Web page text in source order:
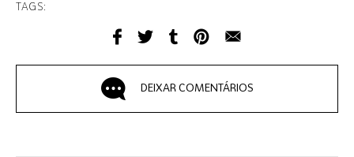
TAGS:
DEIXAR COMENTÁRIOS